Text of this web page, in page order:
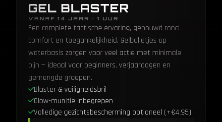
GEL BLASTER
VANAF 14 JAAR · 1 UUR
Een complete tactische ervaring, gebouwd rond
comfort en toegankelijkheid. Gelballetjes op
waterbasis zorgen voor veel actie met minimale
pijn — ideaal voor beginners, verjaardagen en
gemengde groepen.
Blaster & veiligheidsbril
Glow-munitie inbegrepen
Volledige gezichtsbescherming optioneel (+€4,95)